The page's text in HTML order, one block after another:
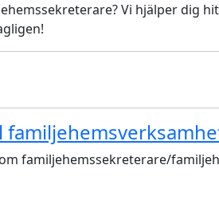
Vi hjälper dig
familjehemssekreterare/